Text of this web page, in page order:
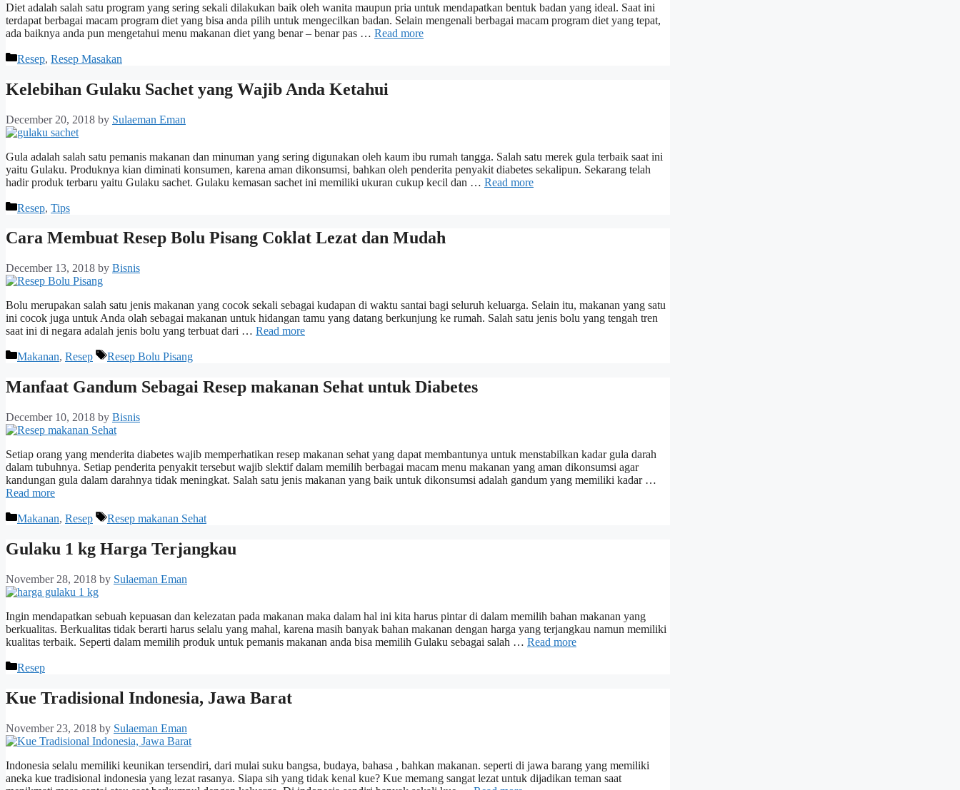
Diet adalah salah satu program yang sering sekali dilakukan baik oleh wanita maupun pria untuk mendapatkan bentuk badan yang ideal. Saat ini
terdapat berbagai macam program diet yang bisa anda pilih untuk mengecilkan badan. Selain mengenali berbagai macam program diet yang tepat,
ada baiknya anda pun mengetahui menu makanan diet yang benar – benar pas … Read more
Categories
Resep, Resep Masakan
Kelebihan Gulaku Sachet yang Wajib Anda Ketahui
December 20, 2018 by Sulaeman Eman
Gula adalah salah satu pemanis makanan dan minuman yang sering digunakan oleh kaum ibu rumah tangga. Salah satu merek gula terbaik saat ini
yaitu Gulaku. Produknya kian diminati konsumen, karena aman dikonsumsi, bahkan oleh penderita penyakit diabetes sekalipun. Sekarang telah
hadir produk terbaru yaitu Gulaku sachet. Gulaku kemasan sachet ini memiliki ukuran cukup kecil dan … Read more
Categories
Resep, Tips
Cara Membuat Resep Bolu Pisang Coklat Lezat dan Mudah
December 13, 2018 by Bisnis
Bolu merupakan salah satu jenis makanan yang cocok sekali sebagai kudapan di waktu santai bagi seluruh keluarga. Selain itu, makanan yang satu
ini cocok juga untuk Anda olah sebagai makanan untuk hidangan tamu yang datang berkunjung ke rumah. Salah satu jenis bolu yang tengah tren
saat ini di negara adalah jenis bolu yang terbuat dari … Read more
Categories
Makanan, Resep Tags
Resep Bolu Pisang
Manfaat Gandum Sebagai Resep makanan Sehat untuk Diabetes
December 10, 2018 by Bisnis
Setiap orang yang menderita diabetes wajib memperhatikan resep makanan sehat yang dapat membantunya untuk menstabilkan kadar gula darah
dalam tubuhnya. Setiap penderita penyakit tersebut wajib slektif dalam memilih berbagai macam menu makanan yang aman dikonsumsi agar
kandungan gula dalam darahnya tidak meningkat. Salah satu jenis makanan yang baik untuk dikonsumsi adalah gandum yang memiliki kadar …
Read more
Categories
Makanan, Resep Tags
Resep makanan Sehat
Gulaku 1 kg Harga Terjangkau
November 28, 2018 by Sulaeman Eman
Ingin mendapatkan sebuah kepuasan dan kelezatan pada makanan maka dalam hal ini kita harus pintar di dalam memilih bahan makanan yang
berkualitas. Berkualitas tidak berarti harus selalu yang mahal, karena masih banyak bahan makanan dengan harga yang terjangkau namun memiliki
kualitas terbaik. Seperti dalam memilih produk untuk pemanis makanan anda bisa memilih Gulaku sebagai salah … Read more
Categories
Resep
Kue Tradisional Indonesia, Jawa Barat
November 23, 2018 by Sulaeman Eman
Indonesia selalu memiliki keunikan tersendiri, dari mulai suku bangsa, budaya, bahasa , bahkan makanan. seperti di jawa barang yang memiliki
aneka kue tradisional indonesia yang lezat rasanya. Siapa sih yang tidak kenal kue? Kue memang sangat lezat untuk dijadikan teman saat